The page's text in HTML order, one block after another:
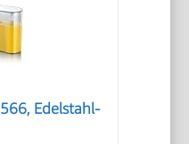
Edelstahl-